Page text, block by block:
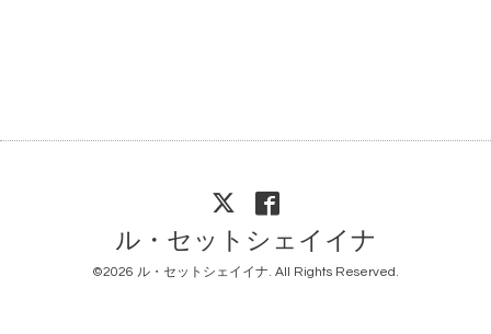
ル・セットシェイイナ
©2026 ル・セットシェイイナ. All Rights Reserved.